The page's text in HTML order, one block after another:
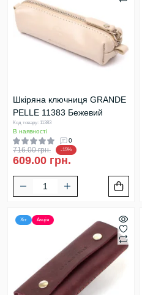
Шкіряна ключниця GRANDE
PELLE 11383 Бежевий
Код товару: 11383
В наявності
0
716.00 грн. -15%
609.00 грн.
Хіт Акція